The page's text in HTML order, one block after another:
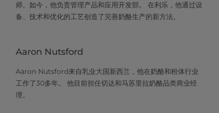
师。如今，他负责管理产品和应用开发部。 在利乐，他通过设
备、技术和优化的工艺创造了完善奶酪生产的新方法。
Aaron Nutsford
Aaron Nutsford来自乳业大国新西兰，他在奶酪和粉体行业
工作了30多年。 他目前担任切达和马苏里拉奶酪品类商业经
理。